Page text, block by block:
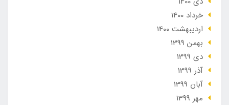
خرداد 1400
ارديبهشت 1400
بهمن 1399
دی 1399
آذر 1399
آبان 1399
مهر 1399